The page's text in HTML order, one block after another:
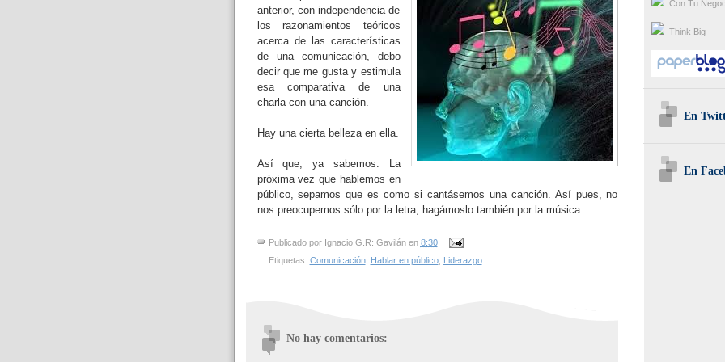
anterior, con independencia de
los razonamientos teóricos
acerca de las características
de una comunicación, debo
decir que me gusta y estimula
esa comparativa de una
charla con una canción.
Hay una cierta belleza en ella.
Así que, ya sabemos. La
próxima vez que hablemos en
público, sepamos que es como si cantásemos una canción. Así pues, no
nos preocupemos sólo por la letra, hagámoslo también por la música.
Publicado por Ignacio G.R: Gavilán en 8:30
Etiquetas: Comunicación, Hablar en público, Liderazgo
No hay comentarios:
Con Tu
Think Big
En
En